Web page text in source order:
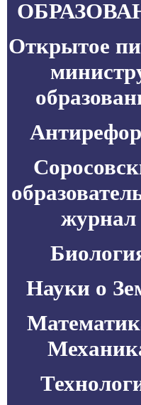
Открытое
журнал
Науки о